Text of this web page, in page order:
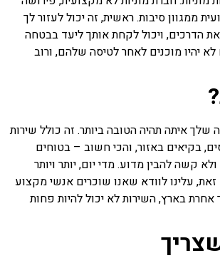
ממגוון סיבות. ראשית, זה יכול לעזור לך
את הדרכים, ויכול לקחת אותך ליעד בבטחה
לא יהיו מוכנים לאחר לטיסה שלהם, ורוב
איתה תהיה הטובה ביותר. זה כולל שירות
בקיאים באזור, והכי חשוב – בטוחים
קשה להבין מדוע. מדי יום, יותר ויותר
עלינו לוודא שאנו שוכרים אנשי מקצוע
בארץ, השירות לא יכול להיות פחות